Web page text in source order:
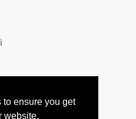
ensure you get
website.